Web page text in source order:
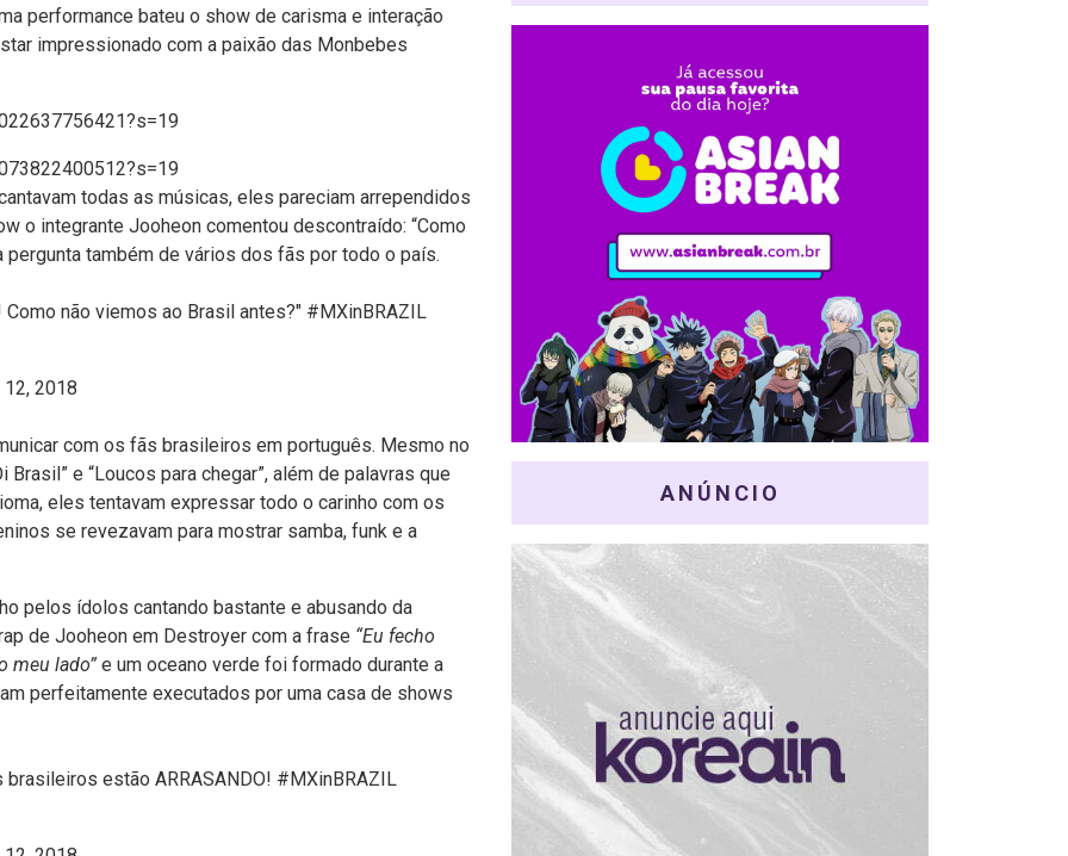
performance bateu o show de carisma e interação
impressionado com a paixão das Monbebes
todas as músicas, eles pareciam arrependidos
o integrante Jooheon comentou descontraído: “Como
também de vários dos fãs por todo o país.
não viemos ao Brasil antes?" #MXinBRAZIL
2018
com os fãs brasileiros em português. Mesmo no
e “Loucos para chegar”, além de palavras que
eles tentavam expressar todo o carinho com os
se revezavam para mostrar samba, funk e a
pelos ídolos cantando bastante e abusando da
de Jooheon em Destroyer com a frase “Eu fecho
meu lado” e um oceano verde foi formado durante a
perfeitamente executados por uma casa de shows
estão ARRASANDO! #MXinBRAZIL
ANÚNCIO